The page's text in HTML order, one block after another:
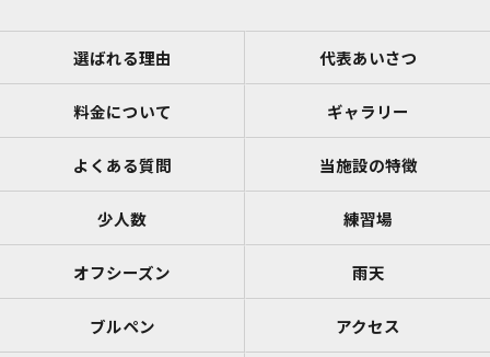
選ばれる理由 代表あいさつ
料金について ギャラリー
よくある質問 当施設の特徴
少人数 練習場
オフシーズン 雨天
ブルペン アクセス